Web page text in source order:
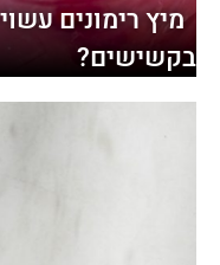
מיץ רימונים
בקשישים?